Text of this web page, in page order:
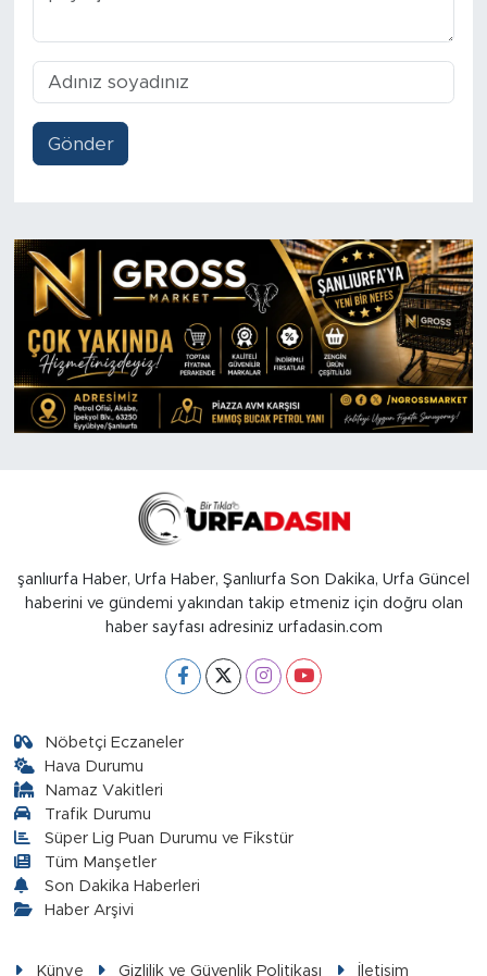
Gönder
şanlıurfa Haber, Urfa Haber, Şanlıurfa Son Dakika, Urfa Güncel
haberini ve gündemi yakından takip etmeniz için doğru olan
haber sayfası adresiniz urfadasin.com
Nöbetçi Eczaneler
Hava Durumu
Namaz Vakitleri
Trafik Durumu
Süper Lig Puan Durumu ve Fikstür
Tüm Manşetler
Son Dakika Haberleri
Haber Arşivi
Künye Gizlilik ve Güvenlik Politikası İletişim